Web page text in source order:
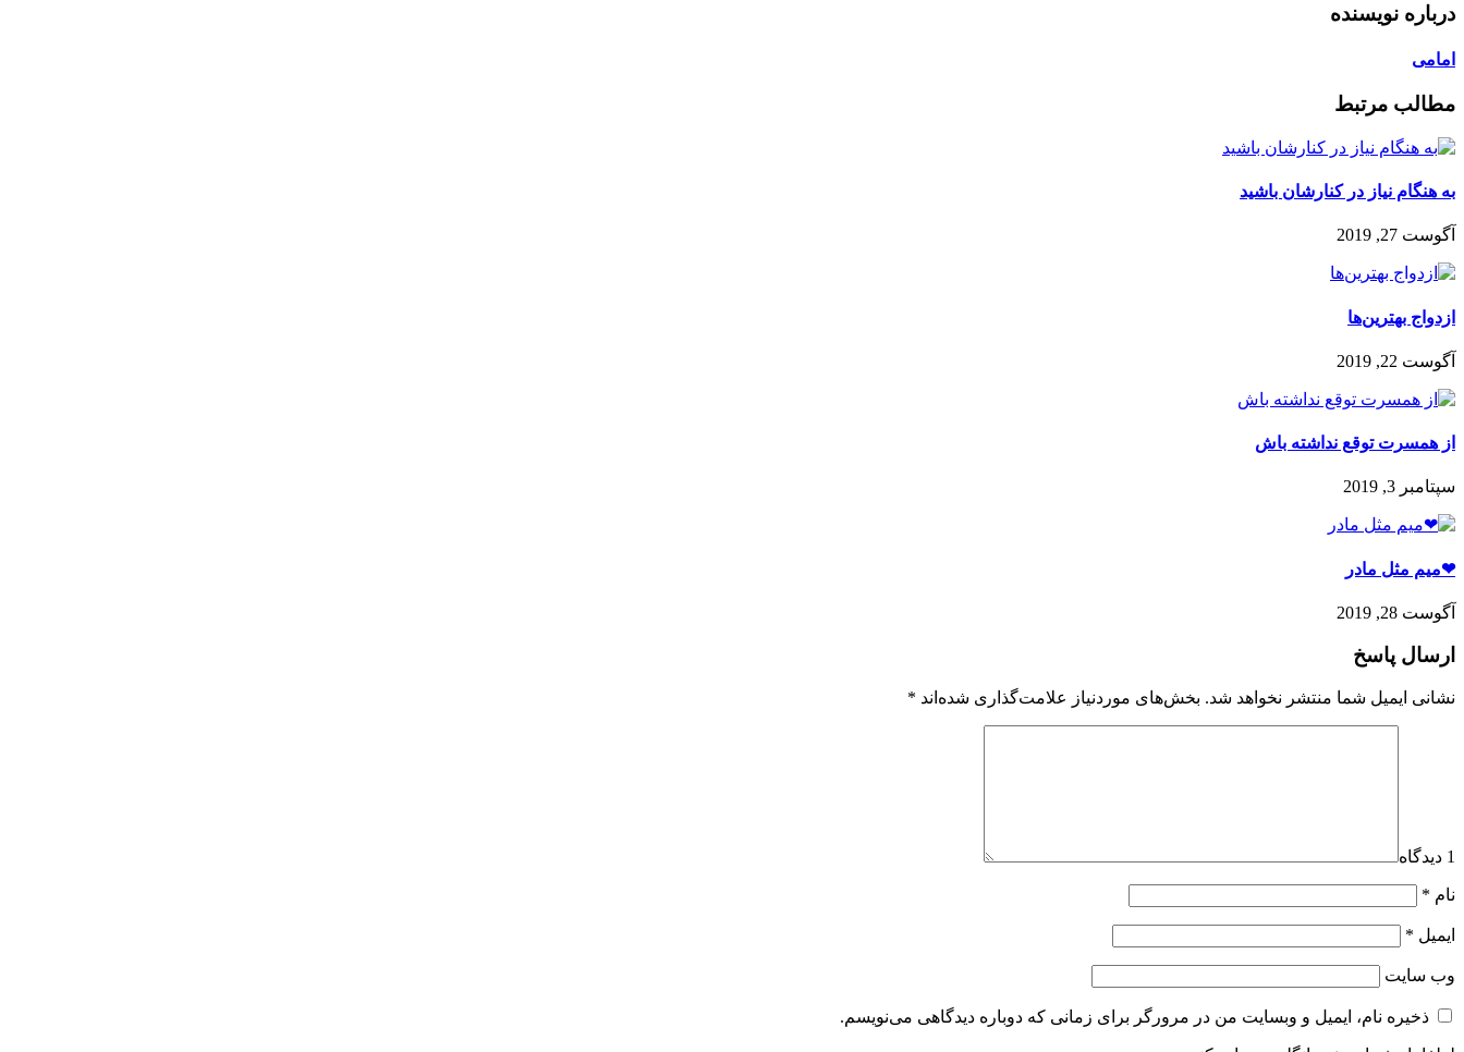
درباره نویسنده
امامی
مطالب مرتبط
به هنگام نیاز در کنارشان باشید
آگوست 27, 2019
ازدواج بهترین‌ها
آگوست 22, 2019
از همسرت توقع نداشته باش
سپتامبر 3, 2019
❤میم مثل مادر
آگوست 28, 2019
ارسال پاسخ
نشانی ایمیل شما منتشر نخواهد شد. بخش‌های موردنیاز علامت‌گذاری شده‌اند *
1 دیدگاه
نام *
ایمیل *
وب‌ سایت
ذخیره نام، ایمیل و وبسایت من در مرورگر برای زمانی که دوباره دیدگاهی می‌نویسم.